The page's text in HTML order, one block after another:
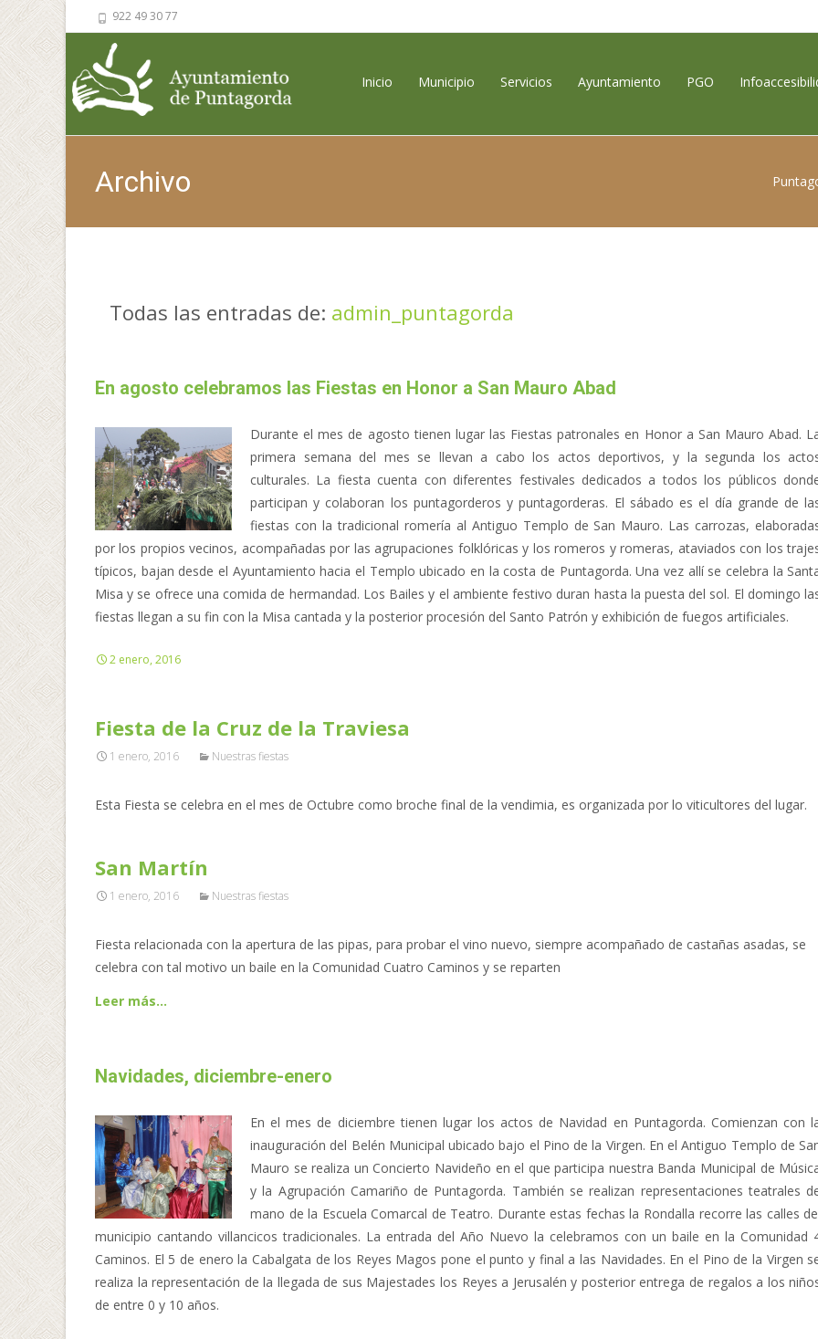
922 49 30 77
Inicio
Municipio Servicios Ayuntamiento PGO
Archivo
Todas las entradas de: admin_puntagorda
En agosto celebramos las Fiestas en Honor a San Mauro Abad
Durante el mes de agosto tienen lugar las Fiestas patronales en Honor a San Mauro Abad.
primera semana del mes se llevan a cabo los actos deportivos, y la segunda los
culturales. La fiesta cuenta con diferentes festivales dedicados a todos los públicos
participan y colaboran los puntagorderos y puntagorderas. El sábado es el día grande de
fiestas con la tradicional romería al Antiguo Templo de San Mauro. Las carrozas,
por los propios vecinos, acompañadas por las agrupaciones folklóricas y los romeros y romeras, ataviados con los
típicos, bajan desde el Ayuntamiento hacia el Templo ubicado en la costa de Puntagorda. Una vez allí se celebra la
Misa y se ofrece una comida de hermandad. Los Bailes y el ambiente festivo duran hasta la puesta del sol. El domingo
fiestas llegan a su fin con la Misa cantada y la posterior procesión del Santo Patrón y exhibición de fuegos artificiales.
2 enero, 2016
Fiesta de la Cruz de la Traviesa
1 enero, 2016 Nuestras fiestas
Esta Fiesta se celebra en el mes de Octubre como broche final de la vendimia, es organizada por lo viticultores del lugar.
San Martín
1 enero, 2016 Nuestras fiestas
Fiesta relacionada con la apertura de las pipas, para probar el vino nuevo, siempre acompañado de castañas asadas, se
celebra con tal motivo un baile en la Comunidad Cuatro Caminos y se reparten
Leer más…
Navidades, diciembre-enero
En el mes de diciembre tienen lugar los actos de Navidad en Puntagorda. Comienzan con
inauguración del Belén Municipal ubicado bajo el Pino de la Virgen. En el Antiguo Templo de
Mauro se realiza un Concierto Navideño en el que participa nuestra Banda Municipal de
y la Agrupación Camariño de Puntagorda. También se realizan representaciones teatrales
mano de la Escuela Comarcal de Teatro. Durante estas fechas la Rondalla recorre las calles
municipio cantando villancicos tradicionales. La entrada del Año Nuevo la celebramos con un baile en la Comunidad
Caminos. El 5 de enero la Cabalgata de los Reyes Magos pone el punto y final a las Navidades. En el Pino de la Virgen
realiza la representación de la llegada de sus Majestades los Reyes a Jerusalén y posterior entrega de regalos a los
de entre 0 y 10 años.